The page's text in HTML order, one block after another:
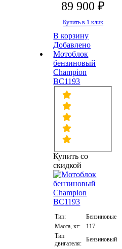
89 900 ₽
Купить в 1 клик
В корзину
Добавлено
Мотоблок
бензиновый
Champion
ВC1193
Купить со
скидкой
Тип:
Бензиновые
Масса, кг:
117
Тип
двигателя:
Бензиновый